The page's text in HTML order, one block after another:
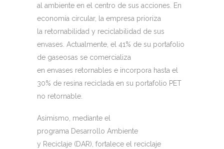
al ambiente en el centro de sus acciones. En
economía circular, la empresa prioriza
la retornabilidad y reciclabilidad de sus
envases. Actualmente, el 41% de su portafolio
de gaseosas se comercializa
en envases retornables e incorpora hasta el
30% de resina reciclada en su portafolio PET
no retornable.
Asimismo, mediante el
programa Desarrollo Ambiente
y Reciclaje (DAR), fortalece el reciclaje